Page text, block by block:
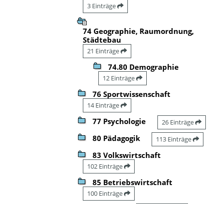
3 Einträge
74 Geographie, Raumordnung,
Städtebau
21 Einträge
74.80 Demographie
12 Einträge
76 Sportwissenschaft
14 Einträge
77 Psychologie 26 Einträge
80 Pädagogik 113 Einträge
83 Volkswirtschaft
102 Einträge
85 Betriebswirtschaft
100 Einträge